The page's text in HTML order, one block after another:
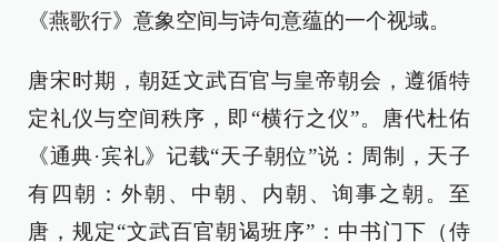
《燕歌行》意象空间与诗句意蕴的一个视域。
唐宋时期，朝廷文武百官与皇帝朝会，遵循特
定礼仪与空间秩序，即“横行之仪”。唐代杜佑
《通典·宾礼》记载“天子朝位”说：周制，天子
有四朝：外朝、中朝、内朝、询事之朝。至
唐，规定“文武百官朝谒班序”：中书门下（侍